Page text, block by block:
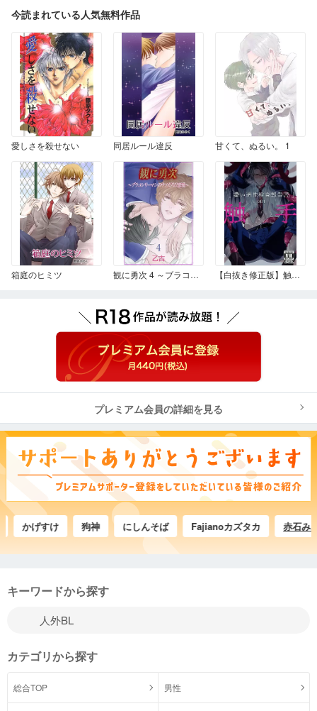
今読まれている人気無料作品
愛しさを殺せない 同居ルール違反 甘くて、ぬるい。 1
箱庭のヒミツ 観に勇次 4 ～ブラコンリーマンのウソだろ!?恋愛～ 【白抜き修正版】触手[番い適性検査報告書]
プレミアム会員の詳細を見る
かげすけ にしんそば Fajianoカズタカ 赤石みあ
キーワードから探す
カテゴリから探す
総合TOP 男性